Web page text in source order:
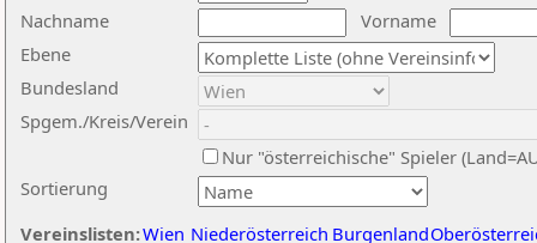
Nachname
Vorname
Ebene
Sortierung
Bundesland
Spgem./Kreis/Verein
Nur "österreichische" Spieler
Vereinslisten:Wien Niederösterreich Burgenland